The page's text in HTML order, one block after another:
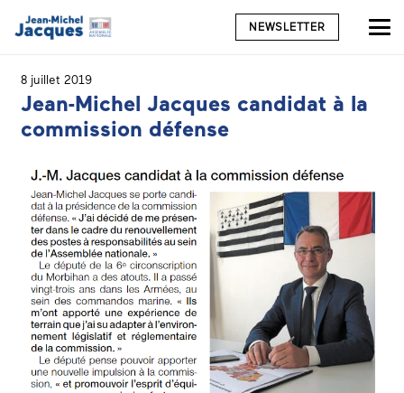
NEWSLETTER
8 juillet 2019
Jean-Michel Jacques candidat à la
commission défense